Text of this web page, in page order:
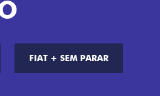
FIAT + SEM PARAR